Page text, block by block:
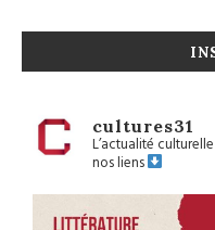
cultures31
L’actualité
nos liens